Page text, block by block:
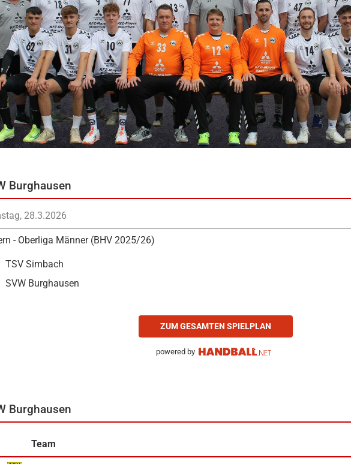
Burghausen
28.3.2026
- Oberliga Männer (BHV 2025/26)
TSV Simbach
SVW Burghausen
ZUM GESAMTEN SPIELPLAN
powered by
Burghausen
Team